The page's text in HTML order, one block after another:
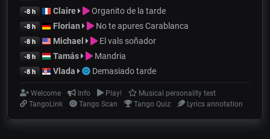
-8 h Claire Organito de la tarde
-8 h Florian No te apures Carablanca
-8 h Michael El vals soñador
-8 h Tamás Mandria
-8 h Vlada Demasiado tarde
Welcome Info Play!
Musical personality test
TangoLink
Tango Scan Tango Quiz Lyrics annotation